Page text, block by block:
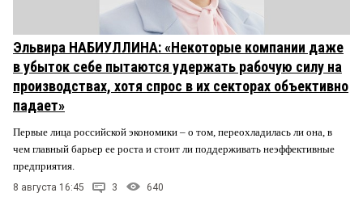
Эльвира НАБИУЛЛИНА: «Некоторые компании даже
в убыток себе пытаются удержать рабочую силу на
производствах, хотя спрос в их секторах объективно
падает»
Первые лица российской экономики – о том, переохладилась ли она, в
чем главный барьер ее роста и стоит ли поддерживать неэффективные
предприятия.
8 августа 16:45 3 640